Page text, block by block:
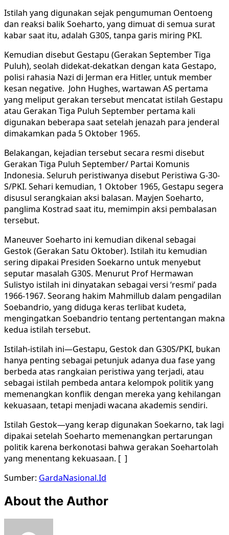
Istilah yang digunakan sejak pengumuman Oentoeng
dan reaksi balik Soeharto, yang dimuat di semua surat
kabar saat itu, adalah G30S, tanpa garis miring PKI.
Kemudian disebut Gestapu (Gerakan September Tiga
Puluh), seolah didekat-dekatkan dengan kata Gestapo,
polisi rahasia Nazi di Jerman era Hitler, untuk member
kesan negative. John Hughes, wartawan AS pertama
yang meliput gerakan tersebut mencatat istilah Gestapu
atau Gerakan Tiga Puluh September pertama kali
digunakan beberapa saat setelah jenazah para jenderal
dimakamkan pada 5 Oktober 1965.
Belakangan, kejadian tersebut secara resmi disebut
Gerakan Tiga Puluh September/ Partai Komunis
Indonesia. Seluruh peristiwanya disebut Peristiwa G-30-
S/PKI. Sehari kemudian, 1 Oktober 1965, Gestapu segera
disusul serangkaian aksi balasan. Mayjen Soeharto,
panglima Kostrad saat itu, memimpin aksi pembalasan
tersebut.
Maneuver Soeharto ini kemudian dikenal sebagai
Gestok (Gerakan Satu Oktober). Istilah itu kemudian
sering dipakai Presiden Soekarno untuk menyebut
seputar masalah G30S. Menurut Prof Hermawan
Sulistyo istilah ini dinyatakan sebagai versi ‘resmi’ pada
1966-1967. Seorang hakim Mahmillub dalam pengadilan
Soebandrio, yang diduga keras terlibat kudeta,
mengingatkan Soebandrio tentang pertentangan makna
kedua istilah tersebut.
Istilah-istilah ini—Gestapu, Gestok dan G30S/PKI, bukan
hanya penting sebagai petunjuk adanya dua fase yang
berbeda atas rangkaian peristiwa yang terjadi, atau
sebagai istilah pembeda antara kelompok politik yang
memenangkan konflik dengan mereka yang kehilangan
kekuasaan, tetapi menjadi wacana akademis sendiri.
Istilah Gestok—yang kerap digunakan Soekarno, tak lagi
dipakai setelah Soeharto memenangkan pertarungan
politik karena berkonotasi bahwa gerakan Soehartolah
yang menentang kekuasaan. [ ]
Sumber: GardaNasional.Id
About the Author